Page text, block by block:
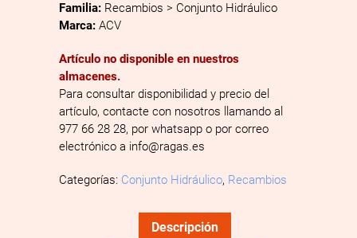
Familia: Recambios > Conjunto Hidráulico
Marca: ACV
Artículo no disponible en nuestros
almacenes.
Para consultar disponibilidad y precio del
artículo, contacte con nosotros llamando al
977 66 28 28, por whatsapp o por correo
electrónico a info@ragas.es
Categorías: Conjunto Hidráulico, Recambios
Descripción